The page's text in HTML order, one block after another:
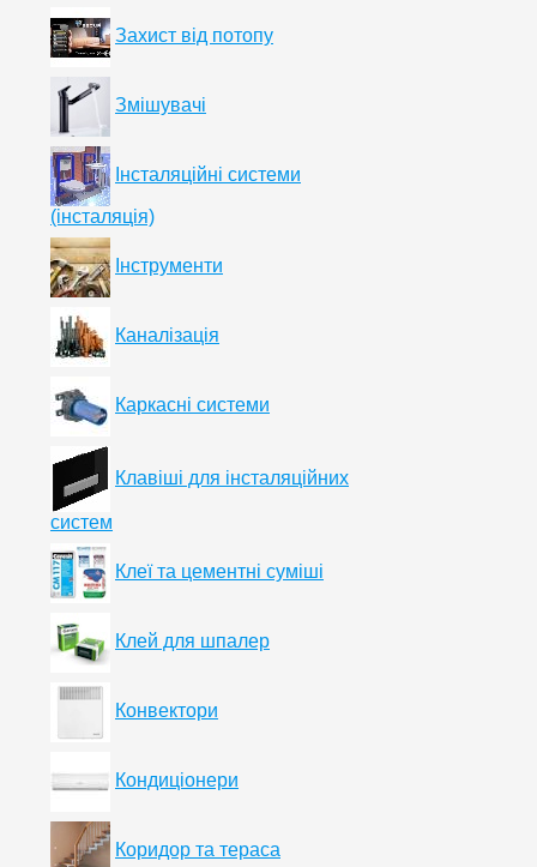
Захист від потопу
Змішувачі
Інсталяційні системи
(інсталяція)
Інструменти
Каналізація
Каркасні системи
Клавіші для інсталяційних
систем
Клеї та цементні суміші
Клей для шпалер
Конвектори
Кондиціонери
Коридор та тераса